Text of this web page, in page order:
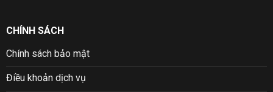
CHÍNH SÁCH
Chính sách bảo mật
Điều khoản dịch vụ